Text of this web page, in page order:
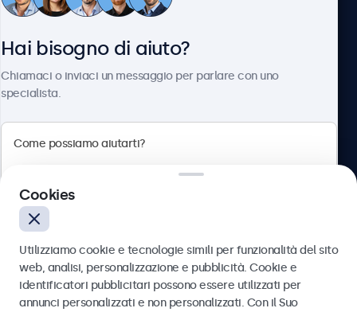
Servizio Clienti
Italiano
Hai bisogno di aiuto?
Chiamaci o inviaci un messaggio per parlare con uno
specialista.
Inviare
Cookies
Utilizziamo cookie e tecnologie simili per funzionalità del sito
web, analisi, personalizzazione e pubblicità. Cookie e
identificatori pubblicitari possono essere utilizzati per
annunci personalizzati e non personalizzati. Con il Suo